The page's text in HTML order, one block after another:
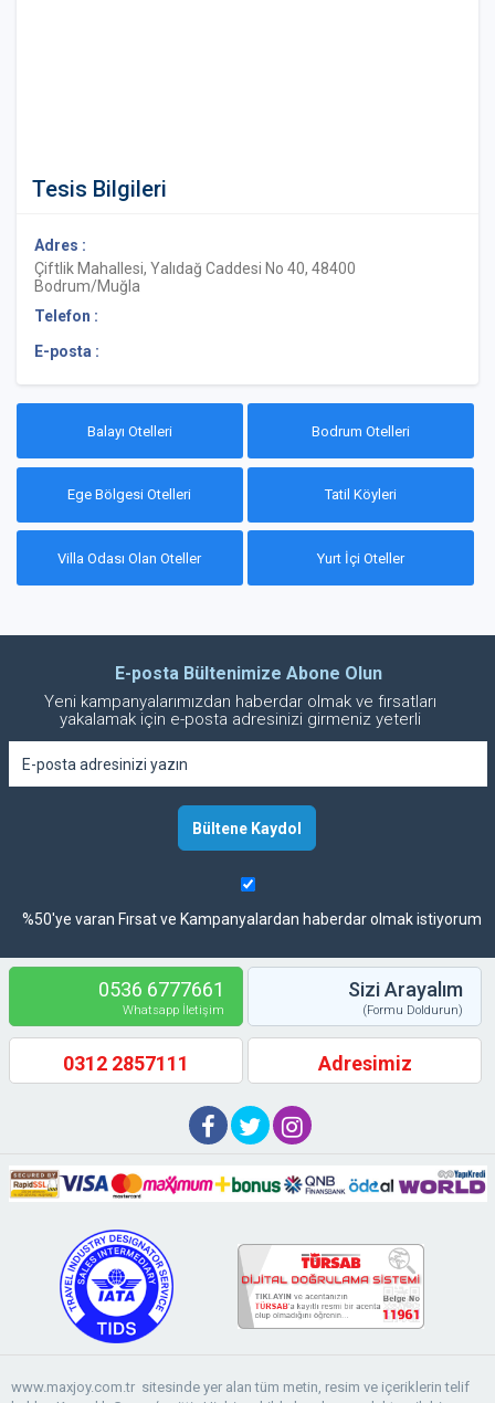
Tesis Bilgileri
Adres :
Çiftlik Mahallesi, Yalıdağ Caddesi No 40, 48400
Bodrum/Muğla
Telefon :
E-posta :
Balayı Otelleri Bodrum Otelleri
Ege Bölgesi Otelleri Tatil Köyleri
Villa Odası Olan Oteller Yurt İçi Oteller
E-posta Bültenimize Abone Olun
Yeni kampanyalarımızdan haberdar olmak ve fırsatları
yakalamak için e-posta adresinizi girmeniz yeterli
%50'ye varan Fırsat ve Kampanyalardan haberdar olmak istiyorum
0536 6777661
Whatsapp İletişim
Sizi Arayalım
(Formu Doldurun)
0312 2857111 Adresimiz
www.maxjoy.com.tr sitesinde yer alan tüm metin, resim ve içeriklerin telif